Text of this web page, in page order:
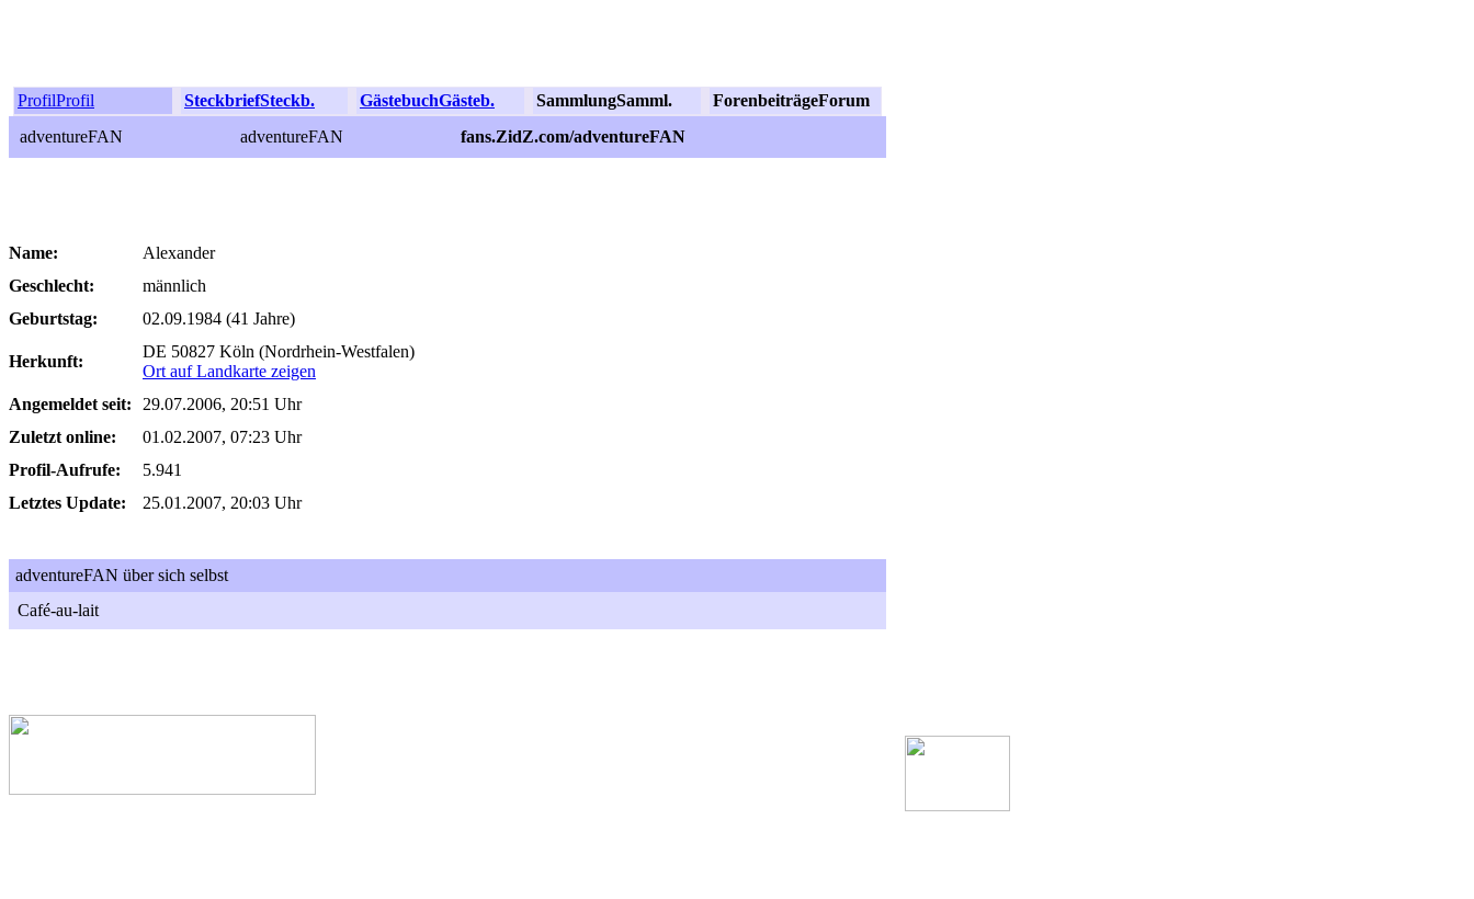
ProfilProfil SteckbriefSteckb. GästebuchGästeb. SammlungSamml. ForenbeiträgeForum
adventureFAN
adventureFAN fans.ZidZ.com/adventureFAN
Name:
Alexander
Geschlecht:
männlich
Geburtstag:
02.09.1984 (41 Jahre)
Herkunft:
DE 50827 Köln (Nordrhein-Westfalen)
Ort auf Landkarte zeigen
Angemeldet seit:
29.07.2006, 20:51 Uhr
Zuletzt online:
01.02.2007, 07:23 Uhr
Profil-Aufrufe:
5.941
Letztes Update:
25.01.2007, 20:03 Uhr
adventureFAN über sich selbst
Café-au-lait